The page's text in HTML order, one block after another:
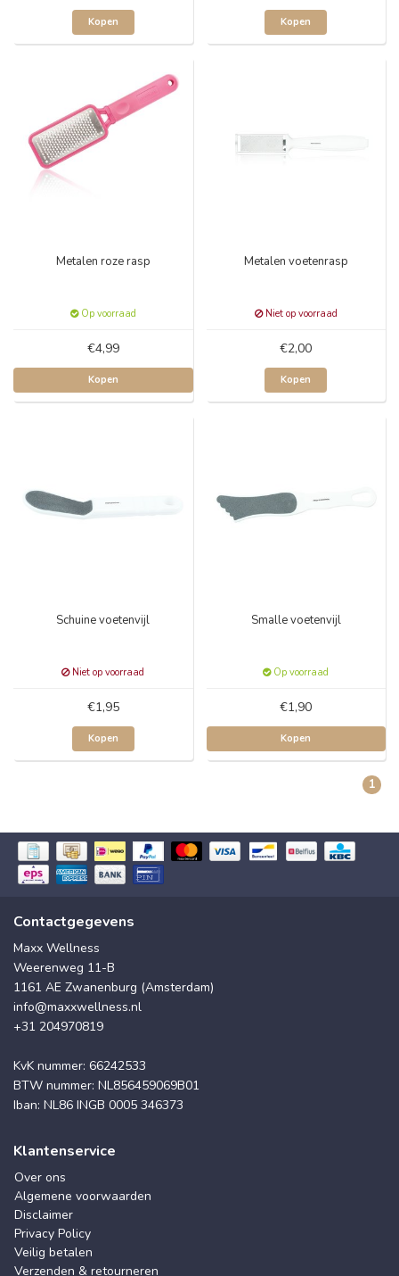
Kopen Kopen
Metalen roze rasp
Op voorraad
€4,99
Kopen
Metalen voetenrasp
Niet op voorraad
€2,00
Kopen
Schuine voetenvijl
Niet op voorraad
€1,95
Kopen
Smalle voetenvijl
Op voorraad
€1,90
Kopen
1
Contactgegevens
Maxx Wellness
Weerenweg 11-B
1161 AE Zwanenburg (Amsterdam)
info@maxxwellness.nl
+31 204970819
KvK nummer: 66242533
BTW nummer: NL856459069B01
Iban: NL86 INGB 0005 346373
Klantenservice
Over ons
Algemene voorwaarden
Disclaimer
Privacy Policy
Veilig betalen
Verzenden & retourneren